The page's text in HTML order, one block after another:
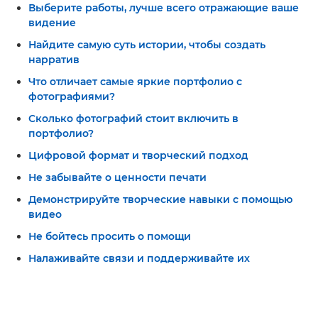
Выберите работы, лучше всего отражающие ваше
видение
Найдите самую суть истории, чтобы создать
нарратив
Что отличает самые яркие портфолио с
фотографиями?
Сколько фотографий стоит включить в
портфолио?
Цифровой формат и творческий подход
Не забывайте о ценности печати
Демонстрируйте творческие навыки с помощью
видео
Не бойтесь просить о помощи
Налаживайте связи и поддерживайте их